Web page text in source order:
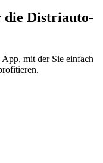
die Distriauto-
mit der Sie einfach